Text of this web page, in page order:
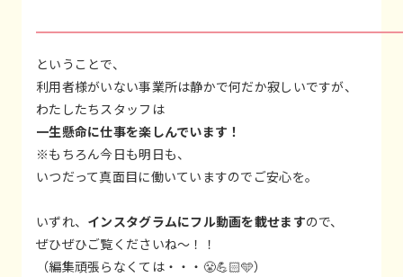
ということで、
利用者様がいない事業所は静かで何だか寂しいですが、
わたしたちスタッフは
一生懸命に仕事を楽しんでいます！
※もちろん今日も明日も、
いつだって真面目に働いていますのでご安心を。
いずれ、 インスタグラムにフル動画を載せますので、
ぜひぜひご覧くださいね～！！
（編集頑張らなくては・・・😤💪🏻🩵）